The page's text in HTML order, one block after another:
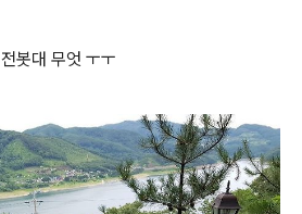
전봇대 무엇 ㅜㅜ